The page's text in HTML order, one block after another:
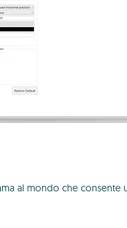
al mondo che consente